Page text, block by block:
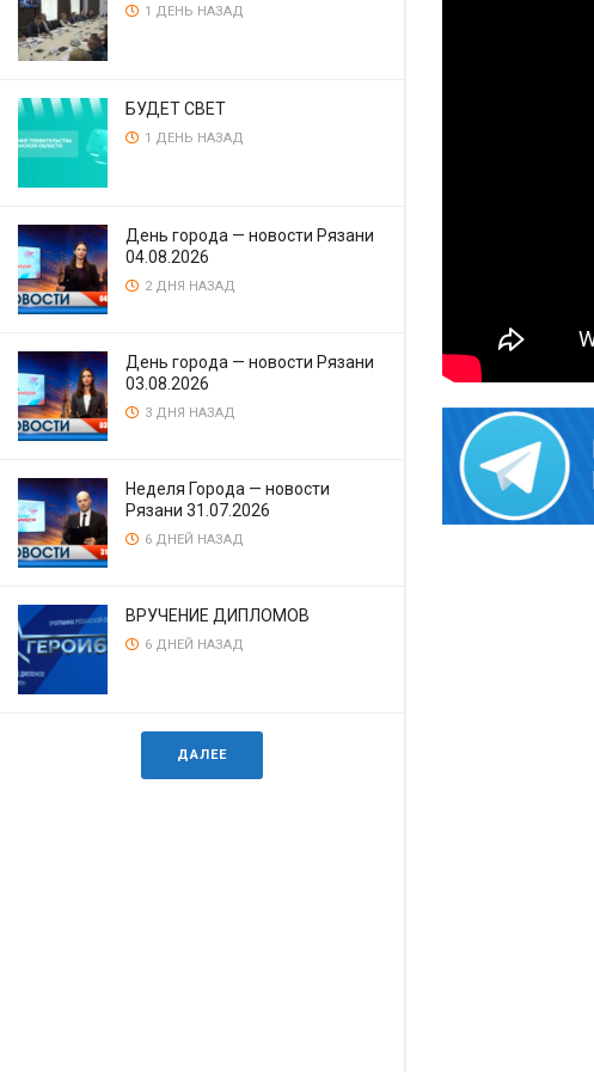
1 ДЕНЬ НАЗАД
БУДЕТ СВЕТ
1 ДЕНЬ НАЗАД
День города — новости Рязани
04.08.2026
2 ДНЯ НАЗАД
День города — новости Рязани
03.08.2026
3 ДНЯ НАЗАД
Неделя Города — новости
Рязани 31.07.2026
6 ДНЕЙ НАЗАД
ВРУЧЕНИЕ ДИПЛОМОВ
6 ДНЕЙ НАЗАД
ДАЛЕЕ